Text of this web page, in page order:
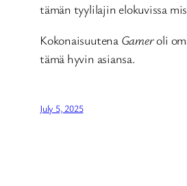
tämän tyylilajin elokuvissa
Kokonaisuutena Gameroli
tämä hyvin asiansa.
July 5, 2025